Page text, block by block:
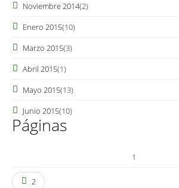
Noviembre 2014(2)
Enero 2015(10)
Marzo 2015(3)
Abril 2015(1)
Mayo 2015(13)
Junio 2015(10)
Páginas
1
2